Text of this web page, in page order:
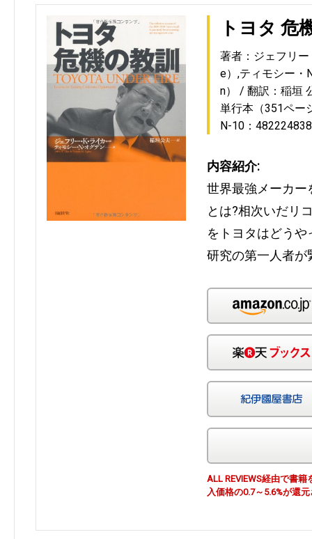
トヨタ 危
著者：ジェフリ
e）,ティモシー・
n）
翻訳：稲垣
単行本（351ペー
N-10：
内容紹介:
世界最強メーカー
とは?相次いだリ
をトヨタはどう
研究の第一人者が
ALL REVIEWS経由で書
入価格の0.7～5.6%が還